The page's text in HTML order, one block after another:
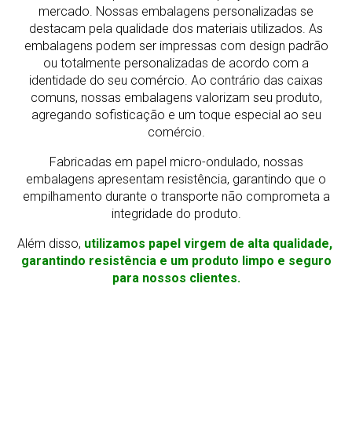
mercado. Nossas embalagens personalizadas se
destacam pela qualidade dos materiais utilizados. As
embalagens podem ser impressas com design padrão
ou totalmente personalizadas de acordo com a
identidade do seu comércio. Ao contrário das caixas
comuns, nossas embalagens valorizam seu produto,
agregando sofisticação e um toque especial ao seu
comércio.
Fabricadas em papel micro-ondulado, nossas
embalagens apresentam resistência, garantindo que o
empilhamento durante o transporte não comprometa a
integridade do produto.
Além disso, utilizamos papel virgem de alta qualidade,
garantindo resistência e um produto limpo e seguro
para nossos clientes.